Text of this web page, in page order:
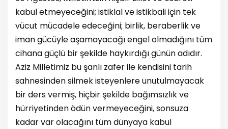
kabul etmeyeceğini; istiklal ve istikbali için tek
vücut mücadele edeceğini; birlik, beraberlik ve
iman gücüyle aşamayacağı engel olmadığını tüm
cihana güçlü bir şekilde haykırdığı günün adıdır.
Aziz Milletimiz bu şanlı zafer ile kendisini tarih
sahnesinden silmek isteyenlere unutulmayacak
bir ders vermiş, hiçbir şekilde bağımsızlık ve
hürriyetinden ödün vermeyeceğini, sonsuza
kadar var olacağını tüm dünyaya kabul